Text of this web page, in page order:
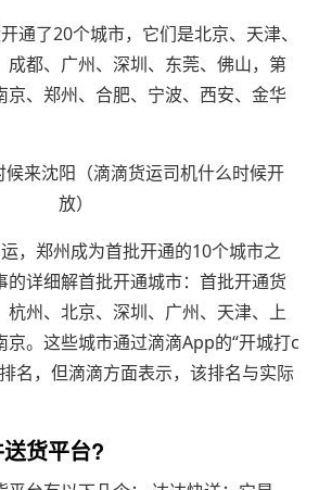
通了20个城市，它们是北京、天津、
成都、广州、深圳、东莞、佛山，第
京、郑州、合肥、宁波、西安、金华
，郑州成为首批开通的10个城市之
的详细解首批开通城市：首批开通货
杭州、北京、深圳、广州、天津、上
京。这些城市通过滴滴App的“开城打c
名，但滴滴方面表示，该排名与实际
货平台?